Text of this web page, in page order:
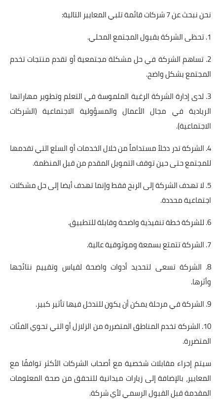
نحن نبحث عن 7 شركات قائمة تلبي المعايير التالية:
1. تحظى الشركة بقبول المجتمع المحلي.
2. تساهم الشركة في حل مشكلة مجتمعية أو تقدم منتجات تخدم
المجتمع بشكل واضح.
3. لدى إدارة الشركة الرغبة الملموسة في التعلم وتطوير مهاراتها
الريادية في مجال الأعمال والمسؤولية الاجتماعية (الشركات
الاجتماعية).
4. الشركة تدر دخلاً مستداماً من خلال الخدمات أو السلع التي تقدمها
للمجتمع حتى حين توقف التمويل المقدم من قبل المنظمة.
5. لا تهدف الشركة إلى الربح فقط وإنما تهدف أيضا إلى حل مشكلات
اجتماعية محددة.
6. للشركة خطة تنفيذية واضحة وقابلة للتطبيق.
7. الشركة تتمتع بسمعة وموثوقية عالية.
8. الشركة تسعى لتحديد أدوات واضحة لقياس وتقييم نتائجها
وأثرها.
9. الشركة في مرحلة يمكن أن يكون للتدخل فيها تأثير كبير.
10. الشركة تخدم المناطق المتضررة من الزلازل أو التي تحوي الفئات
المتضررة.
سيتم إجراء مقابلات شخصية مع أصحاب الشركات الأكثر توافقًا مع
المعايير، بالإضافة إلى زيارات ميدانية للتحقق من صحة المعلومات
المقدمة قبل القبول الرسمي لأي شركة.